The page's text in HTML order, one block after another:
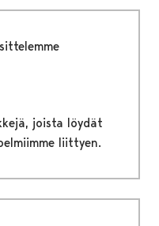
joista löydät
liittyen.